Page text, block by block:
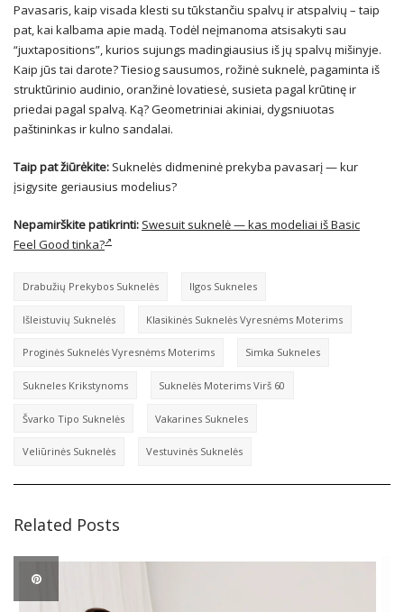
Pavasaris, kaip visada klesti su tūkstančiu spalvų ir atspalvių – taip
pat, kai kalbama apie madą. Todėl neįmanoma atsisakyti sau
“juxtapositions”, kurios sujungs madingiausius iš jų spalvų mišinyje.
Kaip jūs tai darote? Tiesiog sausumos, rožinė suknelė, pagaminta iš
struktūrinio audinio, oranžinė lovatiesė, susieta pagal krūtinę ir
priedai pagal spalvą. Ką? Geometriniai akiniai, dygsniuotas
paštininkas ir kulno sandalai.
Taip pat žiūrėkite: Suknelės didmeninė prekyba pavasarį — kur
įsigysite geriausius modelius?
Nepamirškite patikrinti: Swesuit suknelė — kas modeliai iš Basic
Feel Good tinka?
Drabužių Prekybos Suknelės Ilgos Sukneles
Išleistuvių Suknelės Klasikinės Suknelės Vyresnėms Moterims
Proginės Suknelės Vyresnėms Moterims Simka Sukneles
Sukneles Krikstynoms Suknelės Moterims Virš 60
Švarko Tipo Suknelės Vakarines Sukneles
Veliūrinės Suknelės Vestuvinės Suknelės
Related Posts